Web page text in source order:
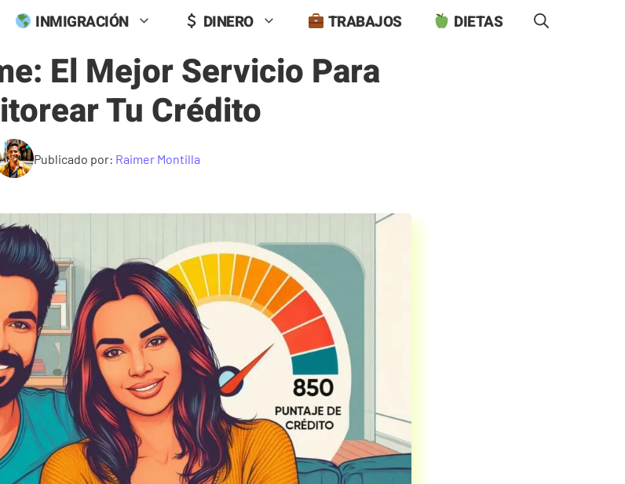
INMIGRACIÓN DINERO TRABAJOS DIETAS
El Mejor Servicio Para
Tu Crédito
Publicado por: Raimer Montilla